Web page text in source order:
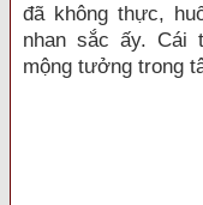
đã không thực,
nhan sắc ấy. Cái
mộng tưởng trong